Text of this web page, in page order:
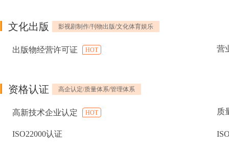
文化出版 影视剧制作/刊物出版/文化体育娱乐
出版物经营许可证 HOT 营
资格认证 高企认定/质量体系/管理体系
高新技术企业认定 HOT 质
ISO22000认证